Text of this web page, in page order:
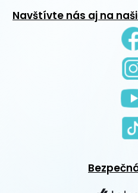
Navštívte nás aj na